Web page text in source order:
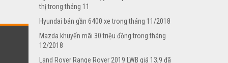
thị trong tháng 11
Hyundai bán gần 6400 xe trong tháng 11/2018
Mazda khuyến mãi 30 triệu đồng trong tháng
12/2018
Land Rover Range Rover 2019 LWB giá 13,9 đã